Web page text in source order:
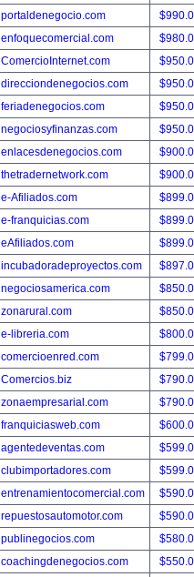
portaldenegocio.com
enfoquecomercial.com
ComercioInternet.com
direcciondenegocios.com
feriadenegocios.com
negociosyfinanzas.com
enlacesdenegocios.com
thetradernetwork.com
e-Afiliados.com
e-franquicias.com
eAfiliados.com
incubadoradeproyectos.com
negociosamerica.com
zonarural.com
e-libreria.com
comercioenred.com
Comercios.biz
zonaempresarial.com
franquiciasweb.com
agentedeventas.com
clubimportadores.com
entrenamientocomercial.com
repuestosautomotor.com
publinegocios.com
coachingdenegocios.com